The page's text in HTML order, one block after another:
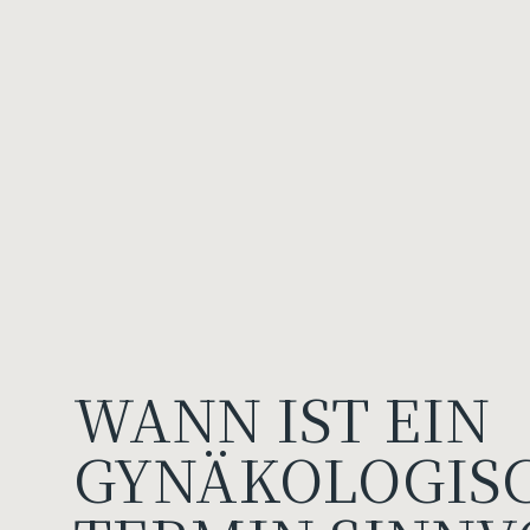
WANN IST EIN